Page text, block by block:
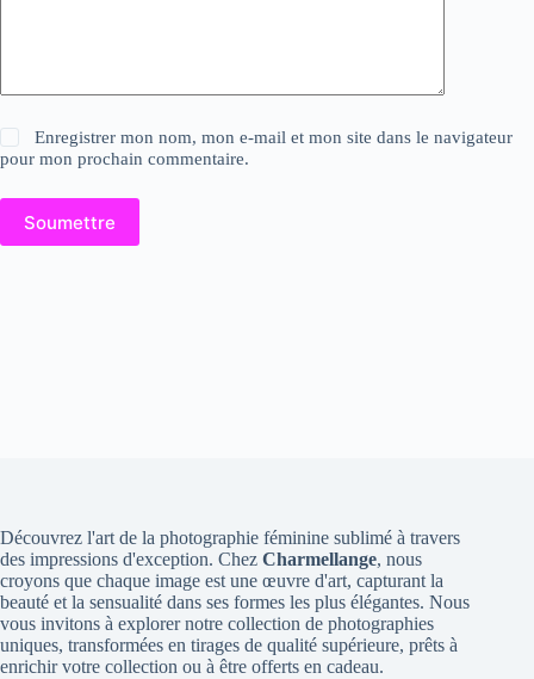
Enregistrer mon nom, mon e-mail et mon site dans le navigateur
pour mon prochain commentaire.
Soumettre
Découvrez l'art de la photographie féminine sublimé à travers
des impressions d'exception. Chez Charmellange, nous
croyons que chaque image est une œuvre d'art, capturant la
beauté et la sensualité dans ses formes les plus élégantes. Nous
vous invitons à explorer notre collection de photographies
uniques, transformées en tirages de qualité supérieure, prêts à
enrichir votre collection ou à être offerts en cadeau.